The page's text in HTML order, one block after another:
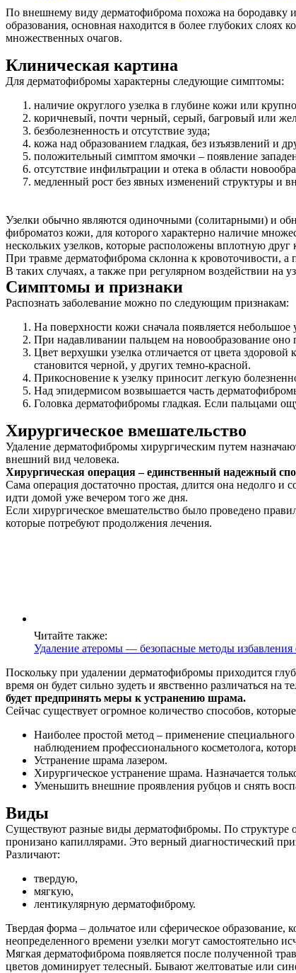
По внешнему виду дерматофиброма похожа на бородавку
образования, основная находится в более глубоких
множественных очагов.
Клиническая картина
Для дерматофибромы характерны следующие симптомы:
наличие округлого узелка в глубине кожи или
коричневый, почти черный, серый, багровый или
безболезненность и отсутствие зуда;
кожа над образованием гладкая, без изъязвлений и
положительный симптом ямочки – появление
отсутствие инфильтрации и отека в области
медленный рост без явных изменений структуры и
Узелки обычно являются одиночными (солитарными) и
фиброматоз кожи, для которого характерно наличие
нескольких узелков, которые расположены вплотную друг
При травме дерматофиброма склонна к кровоточивости,
В таких случаях, а также при регулярном воздействии на
Симптомы и признаки
Распознать заболевание можно по следующим признакам:
На поверхности кожи сначала появляется
При надавливании пальцем на новообразование оно
Цвет верхушки узелка отличается от цвета
становится черной, у других темно-красной.
Прикосновение к узелку приносит легкую
Над эпидермисом возвышается часть
Головка дерматофибромы гладкая. Если пальцами
Хирургическое вмешательство
Удаление дерматофибромы хирургическим путем
внешний вид человека.
Хирургическая операция – единственный надежный
Сама операция достаточно простая, длится она недолго
идти домой уже вечером того же дня.
Если хирургическое вмешательство было проведено
которые потребуют продолжения лечения.
Читайте также:
Удаление атеромы — безопасные методы избавления
Поскольку при удалении дерматофибромы приходится
время он будет сильно зудеть и явственно различаться на
будет предпринять меры к устранению шрама.
Сейчас существует огромное количество способов,
Наиболее простой метод – применение
наблюдением профессионального косметолога,
Устранение шрама лазером.
Хирургическое устранение шрама. Назначается
Уменьшить внешние проявления рубцов и снять
Виды
Существуют разные виды дерматофибромы. По структуре
пронизано капиллярами. Это верный диагностический
Различают:
твердую,
мягкую,
лентикулярную дерматофиброму.
Твердая форма – дольчатое или сферическое
неопределенного времени узелки могут самостоятельно
Мягкая дерматофиброма появляется после полученной
цветов доминирует телесный. Бывают желтоватые или